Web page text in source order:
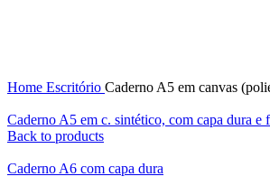
Home Escritório Caderno A5 em canvas
Caderno A5 em c. sintético, com capa dura e
Back to products
Caderno A6 com capa dura